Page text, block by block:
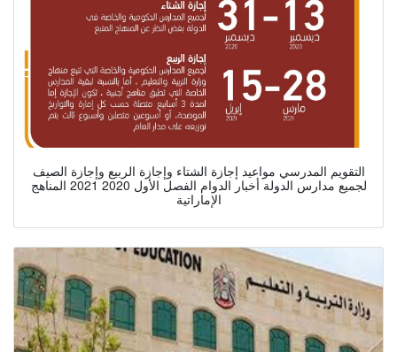
التقويم المدرسي مواعيد إجازة الشتاء وإجازة الربيع وإجازة الصيف
لجميع مدارس الدولة أخبار الدوام الفصل الأول 2020 2021 المناهج
الإماراتية